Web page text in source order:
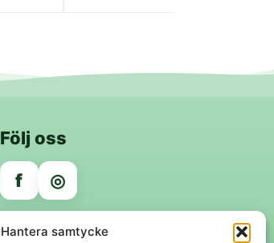
Hantera samtycke
Följ oss
f ◎
Trygga betalningar